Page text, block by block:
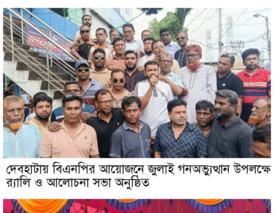
দেবহাটায় বিএনপির আয়োজনে জুলাই গনঅভ্যুত্থান উপলক্ষে
র‍্যালি ও আলোচনা সভা অনুষ্ঠিত